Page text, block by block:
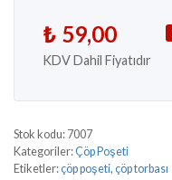
₺ 59,00
KDV Dahil Fiyatıdır
Stok kodu: 7007
Kategoriler:Çöp Poşeti
Etiketler:çöp poşeti, çöp torbası